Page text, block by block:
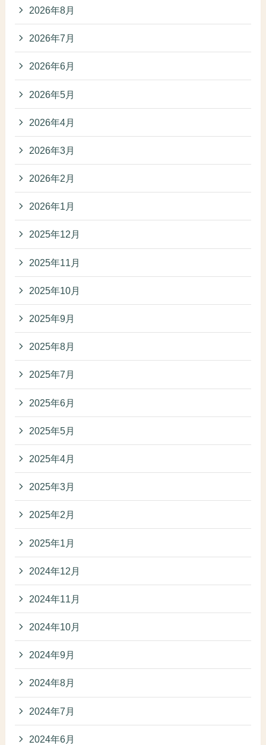
2026年8月
2026年7月
2026年6月
2026年5月
2026年4月
2026年3月
2026年2月
2026年1月
2025年12月
2025年11月
2025年10月
2025年9月
2025年8月
2025年7月
2025年6月
2025年5月
2025年4月
2025年3月
2025年2月
2025年1月
2024年12月
2024年11月
2024年10月
2024年9月
2024年8月
2024年7月
2024年6月